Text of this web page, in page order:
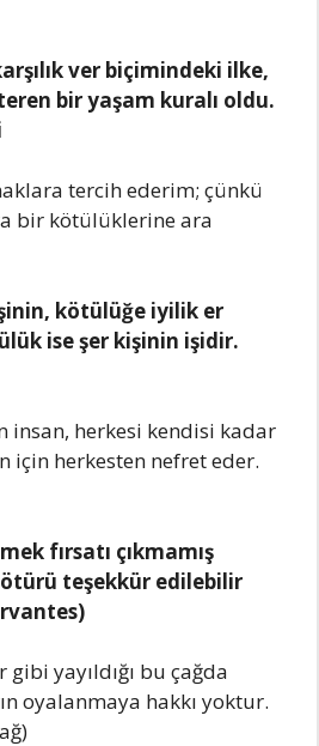
ver biçimindeki ilke,
bir yaşam kuralı oldu.
tercih ederim; çünkü
bir kötülüklerine ara
kötülüğe iyilik er
ise şer kişinin işidir.
insan, herkesi kendisi kadar
için herkesten nefret eder.
fırsatı çıkmamış
teşekkür edilebilir
yayıldığı bu çağda
oyalanmaya hakkı yoktur.